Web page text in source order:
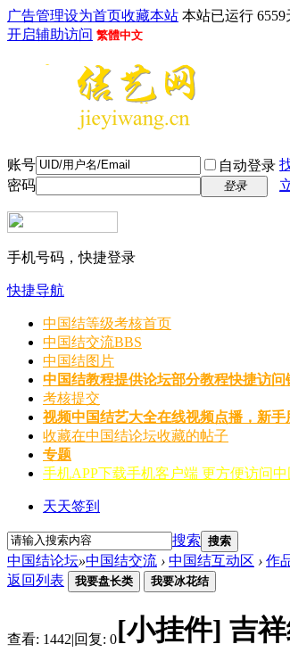
广告管理设为首页收藏本站 本站已运行
开启辅助访问 繁體中文
账号 自动登录
密码
登录
手机号码，快捷登录
快捷导航
中国结等级考核首页
中国结交流BBS
中国结图片
中国结教程提供论坛部分教程快捷访问
考核提交
视频中国结艺大全在线视频点播，新手
收藏在中国结论坛收藏的帖子
专题
手机APP下载手机客户端 更方便访问
天天签到
搜索 搜索
中国结论坛»中国结交流 › 中国结互动区 › 作
返回列表
我要盘长类 我要冰花结
查看: 1442|回复: 0[小挂件] 吉